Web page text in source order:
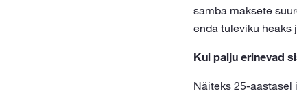
samba maksete
enda tuleviku heaks
Kui palju erinevad
Näiteks 25-aastasel